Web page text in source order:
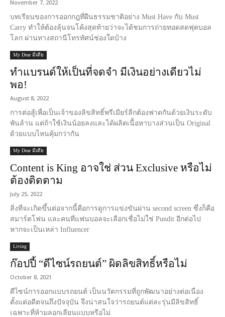
November 7, 2022
บทเรียนของการออกกฎที่ฝืนธรรมชาติอย่าง Must Have กับ Must
Carry ทำให้ต้องลุ้นจนโค้งสุดท้ายว่าจะได้ชมการถ่ายทอดสดฟุตบอล
โลก ผ่านทางสถานีโทรทัศน์ช่องใดบ้าง
My Dear มีเดีย
ทำแบรนด์ให้เป็นที่จดจำ มีเงินอย่างเดียวไม่
พอ!
August 8, 2022
การต่อสู้เพื่อเป็นเจ้าของลิขสิทธิ์พรีเมียร์ลีกต้องฟาดกันด้วยเงินระดับ
พันล้าน แต่ถ้าใช้เงินน้อยลงและได้ผลิตเนื้อหาบางส่วนเป็น Original
ด้วยแบบไหนคุ้มกว่ากัน
My Dear มีเดีย
Content is King อาจใช่ ส่วน Exclusive หรือไม่
ต้องติดตาม
July 25, 2022
สิ่งที่จะเกิดขึ้นต่อจากนี้คือการดูการแข่งขันผ่าน second screen ซึ่งก็คือ
สมาร์ตโฟน และคนที่แฟนบอลจะเลือกเชื่อไม่ใช่ Pundit อีกต่อไป
หากจะเป็นเหล่า Influencer
Living
ก๊อปปี้ “ดีไซน์รถยนต์” ผิดลิขสิทธิ์หรือไม่
October 8, 2021
ดีไซน์การออกแบบรถยนต์ เป็นนวัตกรรมที่ถูกพัฒนาอย่างต่อเนื่อง
ตั้งแต่อดีตจนถึงปัจจุบัน จึงน่าสนใจว่ารถยนต์แต่ละรุ่นมีลิขสิทธิ์
เฉพาะที่ห้ามลอกเลียนแบบหรือไม่